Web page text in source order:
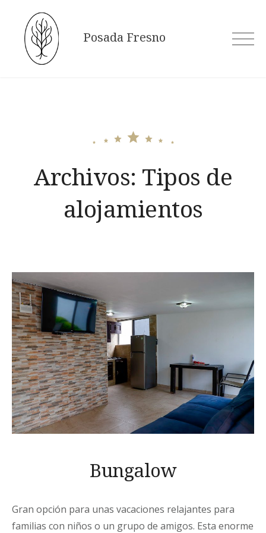
content
Posada Fresno
Archivos: Tipos de
alojamientos
Bungalow
Gran opción para unas vacaciones relajantes para
familias con niños o un grupo de amigos. Esta enorme